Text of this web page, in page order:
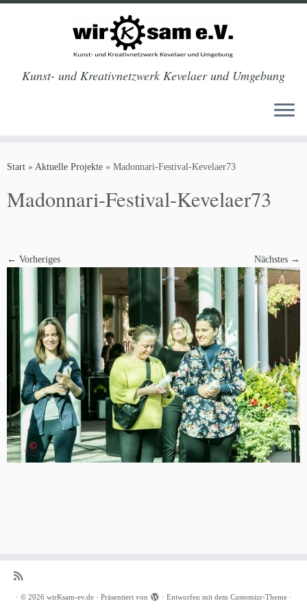
Inhalt
Kunst- und Kreativnetzwerk Kevelaer und Umgebung
Start » Aktuelle Projekte » Madonnari-Festival-Kevelaer73
Madonnari-Festival-Kevelaer73
← Vorheriges Nächstes →
· © 2026 wirKsam-ev.de· Präsentiert von · Entworfen mit dem Customizr-Theme·